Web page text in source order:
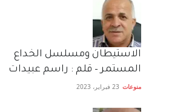
الاستيطان ومسلسل الخداع
المستمر – قلم : راسم عبيدات
منوعات 23 فبراير، 2023